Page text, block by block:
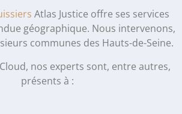
Atlas Justice offre ses services
géographique. Nous intervenons,
communes des Hauts-de-Seine.
nos experts sont, entre autres,
présents à :